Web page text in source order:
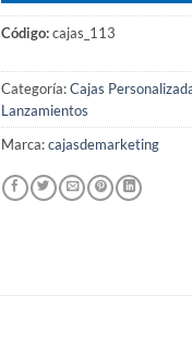
Código:cajas_113
Categoría:Cajas
Lanzamientos
Marca:cajasdemarketing